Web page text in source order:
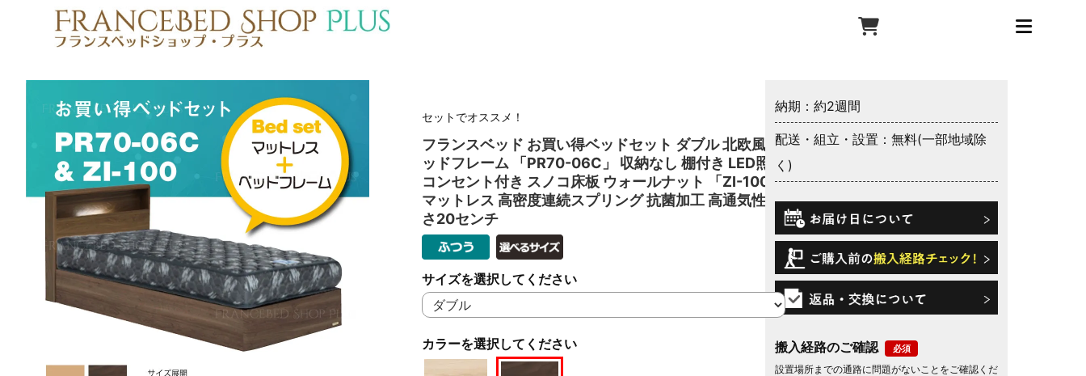
セットでオススメ！
フランスベッド お買い得ベッドセット ダブル 北欧風 ベ
ッドフレーム 「PR70-06C」 収納なし 棚付き LED照明
コンセント付き スノコ床板 ウォールナット 「ZI-100」
マットレス 高密度連続スプリング 抗菌加工 高通気性 厚
さ20センチ
カラーを選択してください
サイズを選択してください
納期：約2週間
配送・組立・設置：無料(一部地域除
く)
搬入経路のご確認
設置場所までの通路に問題がないことをご確認くだ